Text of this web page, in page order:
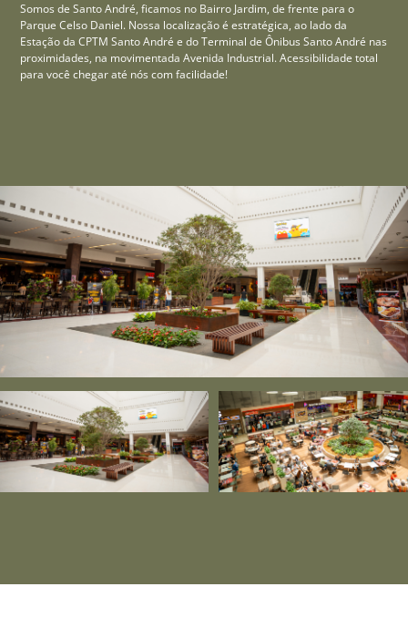
Somos de Santo André, ficamos no Bairro Jardim, de frente para o
Parque Celso Daniel. Nossa localização é estratégica, ao lado da
Estação da CPTM Santo André e do Terminal de Ônibus Santo André nas
proximidades, na movimentada Avenida Industrial. Acessibilidade total
para você chegar até nós com facilidade!